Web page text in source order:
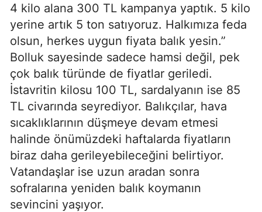
4 kilo alana 300 TL kampanya yaptık. 5 kilo
yerine artık 5 ton satıyoruz. Halkımıza feda
olsun, herkes uygun fiyata balık yesin.”
Bolluk sayesinde sadece hamsi değil, pek
çok balık türünde de fiyatlar geriledi.
İstavritin kilosu 100 TL, sardalyanın ise 85
TL civarında seyrediyor. Balıkçılar, hava
sıcaklıklarının düşmeye devam etmesi
halinde önümüzdeki haftalarda fiyatların
biraz daha gerileyebileceğini belirtiyor.
Vatandaşlar ise uzun aradan sonra
sofralarına yeniden balık koymanın
sevincini yaşıyor.